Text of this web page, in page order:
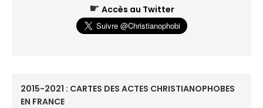
☛ Accès au Twitter
2015-2021 : CARTES DES ACTES CHRISTIANOPHOBES
EN FRANCE